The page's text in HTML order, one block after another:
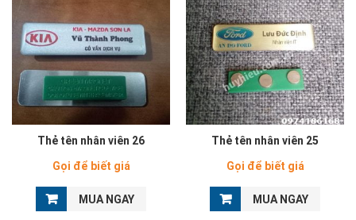
Thẻ tên nhân viên 26
Gọi để biết giá
MUA NGAY
Thẻ tên nhân viên 25
Gọi để biết giá
MUA NGAY